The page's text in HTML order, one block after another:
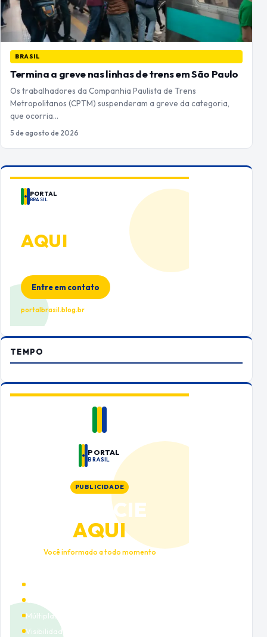
BRASIL
Termina a greve nas linhas de trens em São Paulo
Os trabalhadores da Companhia Paulista de Trens
Metropolitanos (CPTM) suspenderam a greve da categoria,
que ocorria…
5 de agosto de 2026
PORTAL
BRASIL
AQUI
Entre em contato
portalbrasil.blog.br
TEMPO
PORTAL
BRASIL
PUBLICIDADE
ANUNCIE
AQUI
Você informado a todo momento
Cobertura nacional
Múltiplas categorias
Visibilidade premium